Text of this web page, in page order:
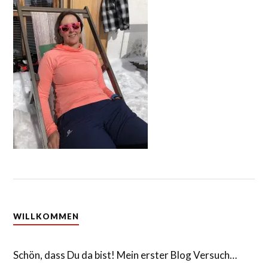
WILLKOMMEN
Schön, dass Du da bist! Mein erster Blog Versuch…